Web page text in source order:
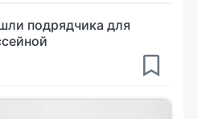
подрядчика для